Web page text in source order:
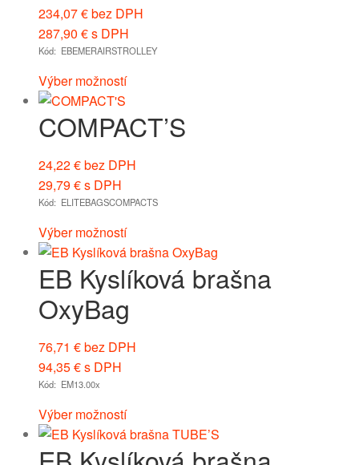
234,07€bez DPH
287,90 €s DPH
Kód: EBEMERAIRSTROLLEY
Výber možností
COMPACT’S
24,22€bez DPH
29,79€s DPH
Kód: ELITEBAGSCOMPACTS
Výber možností
EB Kyslíková brašna
OxyBag
76,71 €bez DPH
94,35€s DPH
Kód: EM13.00x
Výber možností